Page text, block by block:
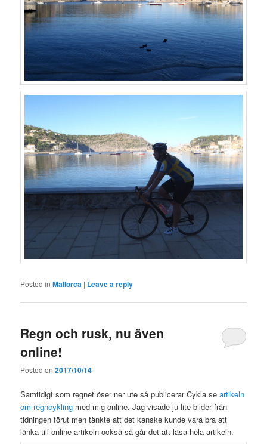
Posted in Mallorca | Leave a reply
Regn och rusk, nu även
online!
Posted on2017/10/14
Samtidigt som regnet öser ner ute så publicerar Cykla.seartikeln
om regncykling med mig online. Jag visade ju lite bilder från
tidningen förut men tänkte att det kanske kunde vara bra att
länka till online-artikeln också så går det att läsa hela artikeln.